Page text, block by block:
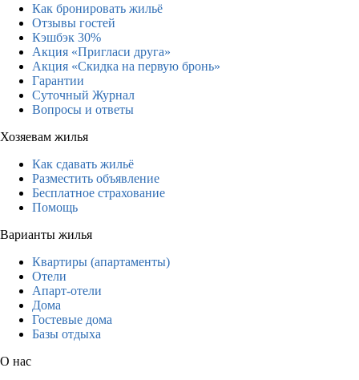
Как бронировать жильё
Отзывы гостей
Кэшбэк 30%
Акция «Пригласи друга»
Акция «Скидка на первую бронь»
Гарантии
Суточный Журнал
Вопросы и ответы
Хозяевам жилья
Как сдавать жильё
Разместить объявление
Бесплатное страхование
Помощь
Варианты жилья
Квартиры (апартаменты)
Отели
Апарт-отели
Дома
Гостевые дома
Базы отдыха
О нас